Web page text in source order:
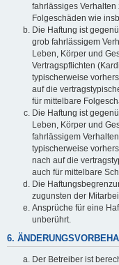
fahrlässiges
Folgeschäden wie
Die Haftung ist
grob fahrlässigem
Leben, Körper und
Vertragspflichten
typischerweise
auf die
für mittelbare
Die Haftung ist
Leben, Körper und
fahrlässigem
typischerweise
nach auf die
auch für mittelbare
Die
zugunsten der
Ansprüche für eine
unberührt.
6.
Der Betreiber ist